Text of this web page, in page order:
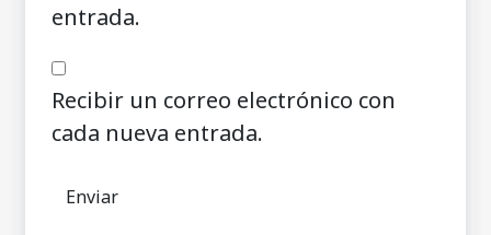
entrada.
Recibir un correo electrónico con
cada nueva entrada.